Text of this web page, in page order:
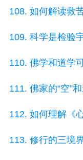
108. 如何解读救
109. 科学是检验
110. 佛学和道学
111. 佛家的“空”
112. 如何理解《
113. 修行的三境